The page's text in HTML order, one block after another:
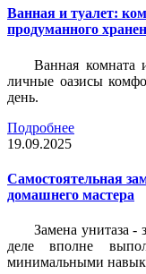
Ванная и туалет:
продуманного
Ванная комната
личные оазисы
день.
Подробнее
19.09.2025
Самостоятельная
домашнего мастера
Замена унитаза -
деле вполне
минимальными